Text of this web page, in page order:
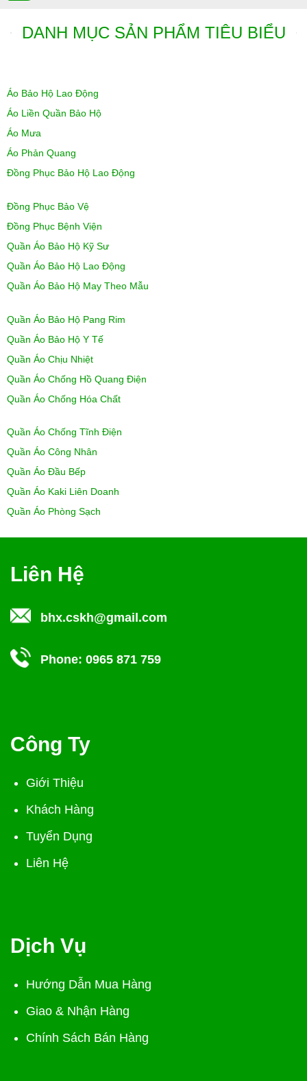
DANH MỤC SẢN PHẨM TIÊU BIỂU
Áo Bảo Hộ Lao Động
Áo Liền Quần Bảo Hộ
Áo Mưa
Áo Phản Quang
Đồng Phục Bảo Hộ Lao Động
Đồng Phục Bảo Vệ
Đồng Phục Bệnh Viện
Quần Áo Bảo Hộ Kỹ Sư
Quần Áo Bảo Hộ Lao Động
Quần Áo Bảo Hộ May Theo Mẫu
Quần Áo Bảo Hộ Pang Rim
Quần Áo Bảo Hộ Y Tế
Quần Áo Chịu Nhiệt
Quần Áo Chống Hồ Quang Điện
Quần Áo Chống Hóa Chất
Quần Áo Chống Tĩnh Điện
Quần Áo Công Nhân
Quần Áo Đầu Bếp
Quần Áo Kaki Liên Doanh
Quần Áo Phòng Sạch
Liên Hệ
bhx.cskh@gmail.com
Phone: 0965 871 759
Công Ty
Giới Thiệu
Khách Hàng
Tuyển Dụng
Liên Hệ
Dịch Vụ
Hướng Dẫn Mua Hàng
Giao & Nhận Hàng
Chính Sách Bán Hàng